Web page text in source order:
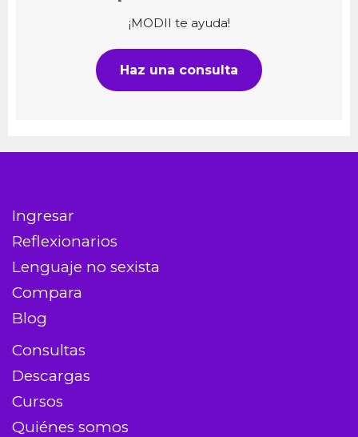
¡MODII te ayuda!
Haz una consulta
Ingresar
Reflexionarios
Lenguaje no sexista
Compara
Blog
Consultas
Descargas
Cursos
Quiénes somos